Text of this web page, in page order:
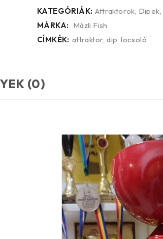
KATEGÓRIÁK: Attraktorok, Dipek,
MÁRKA: Mázli Fish
CÍMKÉK: attraktor,dip,locsoló
(0)